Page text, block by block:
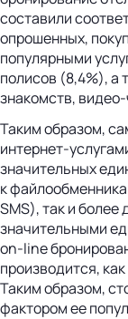
составили
опрошенных,
популярными
полисов (8,4%), а
знакомств,
Таким образом,
интернет-
значительных
к
SMS), так и более
значительными
on-line
производится,
Таким образом,
фактором ее